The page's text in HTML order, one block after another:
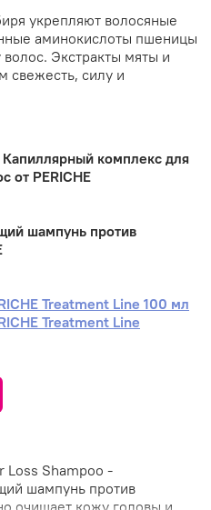
укрепляют волосяные
аминокислоты пшеницы
волос. Экстракты мяты и
свежесть, силу и
комплекс для
от PERICHE
шампунь против
Treatment Line 100 мл
Treatment Line
Loss Shampoo -
шампунь против
очищает кожу головы и